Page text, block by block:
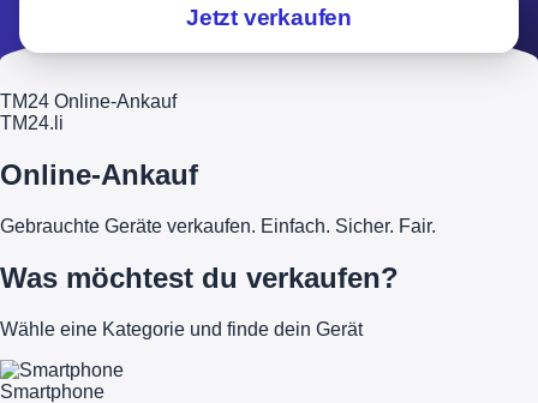
Jetzt verkaufen
TM24 Online-Ankauf
TM24.li
Online-Ankauf
Gebrauchte Geräte verkaufen. Einfach. Sicher. Fair.
Was möchtest du verkaufen?
Wähle eine Kategorie und finde dein Gerät
Smartphone